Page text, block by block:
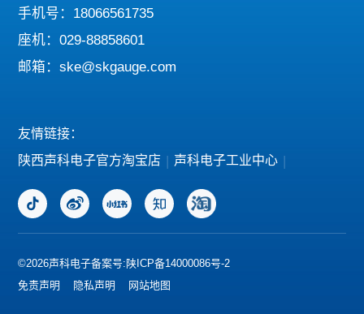
手机号：18066561735
座机：029-88858601
邮箱：ske@skgauge.com
友情链接：
陕西声科电子官方淘宝店
声科电子工业中心
©2026声科电子备案号:陕ICP备14000086号-2
免责声明
隐私声明 网站地图